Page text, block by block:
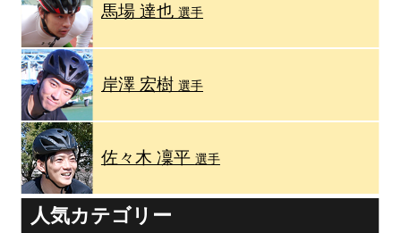
馬場 達也選手
岸澤 宏樹 選手
佐々木 凜平 選手
人気カテゴリー